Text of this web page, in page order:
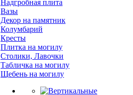
Надгробная плита
Вазы
Декор на памятник
Колумбарий
Кресты
Плитка на могилу
Столики, Лавочки
Табличка на могилу
Щебень на могилу